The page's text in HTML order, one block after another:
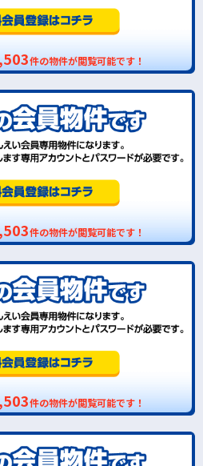
件の物件が閲覧可能です！
件の物件が閲覧可能です！
件の物件が閲覧可能です！